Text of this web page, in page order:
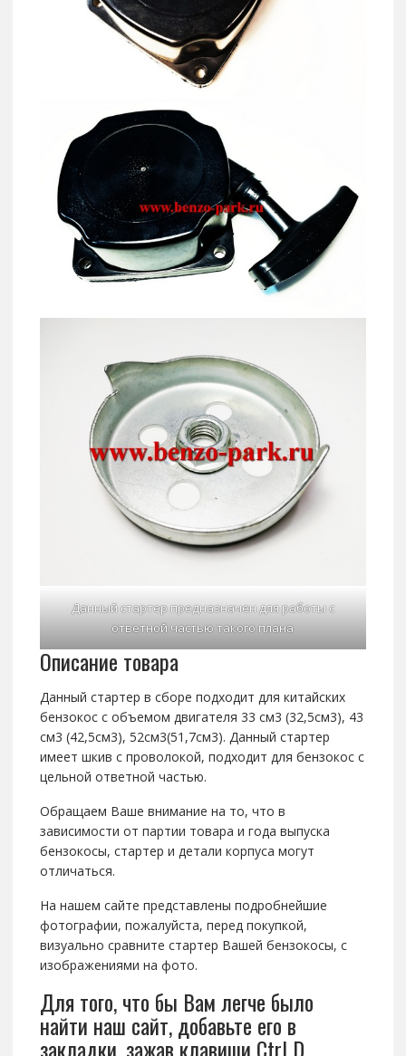
Данный стартер предназначен для работы с
ответной частью такого плана
Описание товара
Данный стартер в сборе подходит для китайских
бензокос с объемом двигателя 33 см3 (32,5см3), 43
см3 (42,5см3), 52см3(51,7см3). Данный стартер
имеет шкив с проволокой, подходит для бензокос с
цельной ответной частью.
Обращаем Ваше внимание на то, что в
зависимости от партии товара и года выпуска
бензокосы, стартер и детали корпуса могут
отличаться.
На нашем сайте представлены подробнейшие
фотографии, пожалуйста, перед покупкой,
визуально сравните стартер Вашей бензокосы, с
изображениями на фото.
Для того, что бы Вам легче было
найти наш сайт, добавьте его в
закладки, зажав клавиши Ctrl D